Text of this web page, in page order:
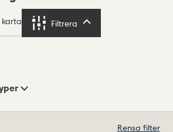
karta Filtrera
Rensa filter